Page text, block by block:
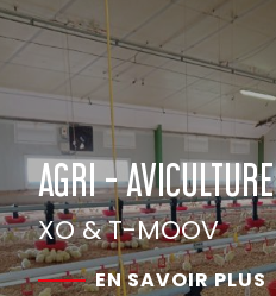
AGRI - AVICULTURE
XO & T-MOOV
EN SAVOIR PLUS